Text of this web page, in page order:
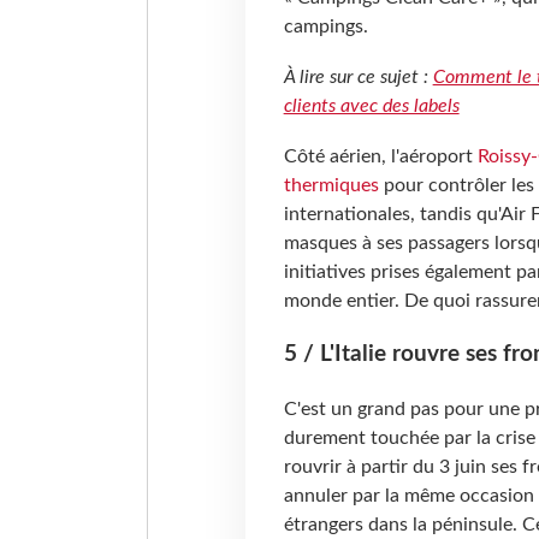
campings.
À lire sur ce sujet : Comment le
clients avec des labels
Côté aérien, l'aéroport
thermiquespour contrôler les
internationales, tandis qu'Air
masques à ses passagers
initiatives prises également
monde entier. De quoi
5 / L'Italie rouvre ses
C'est un grand pas pour une
durement touchée par la
rouvrir à partir du 3 juin ses
annuler par la même
étrangers dans la péninsule.